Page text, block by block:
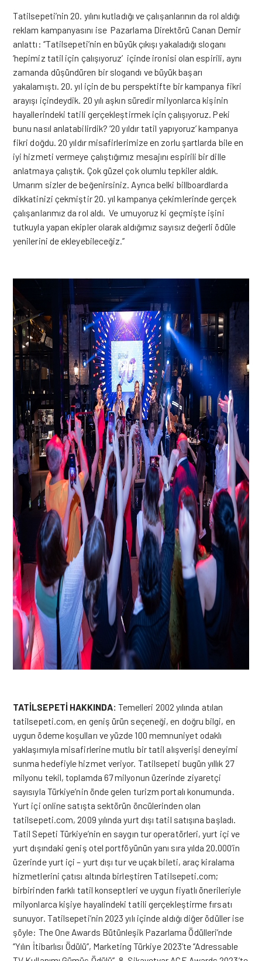
Tatilsepeti’nin 20. yılını kutladığı ve çalışanlarının da rol aldığı
reklam kampanyasını ise Pazarlama Direktörü Canan Demir
anlattı: ‘’Tatilsepeti’nin en büyük çıkışı yakaladığı sloganı
‘hepimiz tatil için çalışıyoruz’ içinde ironisi olan espirili, aynı
zamanda düşündüren bir slogandı ve büyük başarı
yakalamıştı. 20. yıl için de bu perspektifte bir kampanya fikri
arayışı içindeydik. 20 yılı aşkın süredir milyonlarca kişinin
hayallerindeki tatili gerçekleştirmek için çalışıyoruz. Peki
bunu nasıl anlatabilirdik? ‘20 yıldır tatil yapıyoruz’ kampanya
fikri doğdu. 20 yıldır misafirlerimize en zorlu şartlarda bile en
iyi hizmeti vermeye çalıştığımız mesajını espirili bir dille
anlatmaya çalıştık. Çok güzel çok olumlu tepkiler aldık.
Umarım sizler de beğenirsiniz. Ayrıca belki billboardlarda
dikkatinizi çekmiştir 20. yıl kampanya çekimlerinde gerçek
çalışanlarımız da rol aldı. Ve umuyoruz ki geçmişte işini
tutkuyla yapan ekipler olarak aldığımız sayısız değerli ödüle
yenilerini de ekleyebileceğiz.’’
TATİLSEPETİ HAKKINDA: Temelleri 2002 yılında atılan
tatilsepeti.com, en geniş ürün seçeneği, en doğru bilgi, en
uygun ödeme koşulları ve yüzde 100 memnuniyet odaklı
yaklaşımıyla misafirlerine mutlu bir tatil alışverişi deneyimi
sunma hedefiyle hizmet veriyor. Tatilsepeti bugün yıllık 27
milyonu tekil, toplamda 67 milyonun üzerinde ziyaretçi
sayısıyla Türkiye’nin önde gelen turizm portalı konumunda.
Yurt içi online satışta sektörün öncülerinden olan
tatilsepeti.com, 2009 yılında yurt dışı tatil satışına başladı.
Tatil Sepeti Türkiye’nin en saygın tur operatörleri, yurt içi ve
yurt dışındaki geniş otel portföyünün yanı sıra yılda 20.000’in
üzerinde yurt içi – yurt dışı tur ve uçak bileti, araç kiralama
hizmetlerini çatısı altında birleştiren Tatilsepeti.com;
birbirinden farklı tatil konseptleri ve uygun fiyatlı önerileriyle
milyonlarca kişiye hayalindeki tatili gerçekleştirme fırsatı
sunuyor. Tatilsepeti’nin 2023 yılı içinde aldığı diğer ödüller ise
şöyle: The One Awards Bütünleşik Pazarlama Ödülleri’nde
‘’Yılın İtibarlısı Ödülü’’, Marketing Türkiye 2023’te ‘’Adressable